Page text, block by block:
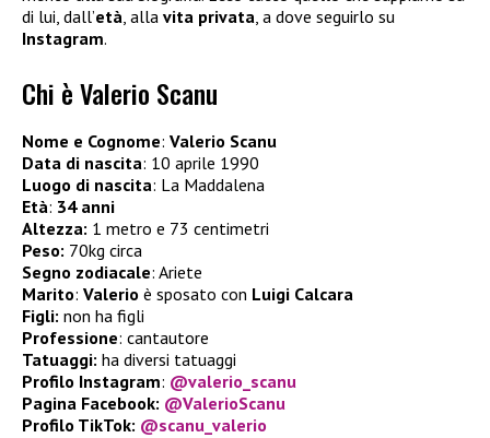
di lui, dall’età , alla vita privata , a dove seguirlo su
Instagram.
Chi è Valerio Scanu
Nome e Cognome: Valerio Scanu
Data di nascita: 10 aprile 1990
Luogo di nascita: La Maddalena
Età: 34 anni
Altezza: 1 metro e 73 centimetri
Peso: 70kg circa
Segno zodiacale: Ariete
Marito: Valerio è sposato con Luigi Calcara
Figli: non ha figli
Professione: cantautore
Tatuaggi: ha diversi tatuaggi
Profilo Instagram: @valerio_scanu
Pagina Facebook: @ValerioScanu
Profilo TikTok: @scanu_valerio